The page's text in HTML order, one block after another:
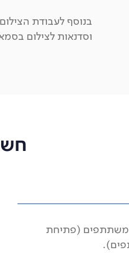
בנוסף לעבודת
וסדנאות לצילום
קבוצה קטנה ואינטימית של עד 13 משתתפים (פתיחת